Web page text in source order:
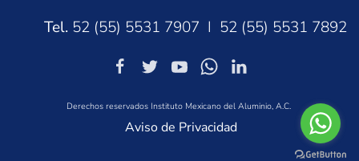
Tel. 52 (55) 5531 7907 I 52 (55) 5531 7892
Derechos reservados Instituto Mexicano del Aluminio, A.C.
Aviso de Privacidad